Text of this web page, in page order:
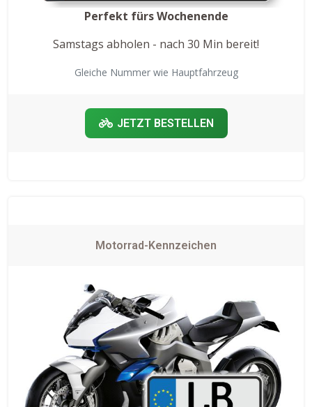
Perfekt fürs Wochenende
Samstags abholen - nach 30 Min bereit!
Gleiche Nummer wie Hauptfahrzeug
JETZT BESTELLEN
Motorrad-Kennzeichen